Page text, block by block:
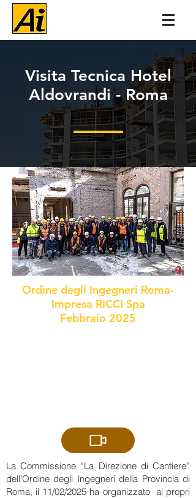
Visita Tecnica Hotel
Aldovrandi - Roma
Ordine degli Ingegneri Roma-
Impresa RICCI Spa
Febbraio 2025
La Commissione “La Direzione di Cantiere”
dell’Ordine degli Ingegneri della Provincia di
Roma, il 11/02/2025 ha organizzato ai propri